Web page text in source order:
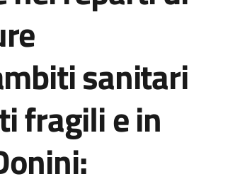
sanitari
fragili e in